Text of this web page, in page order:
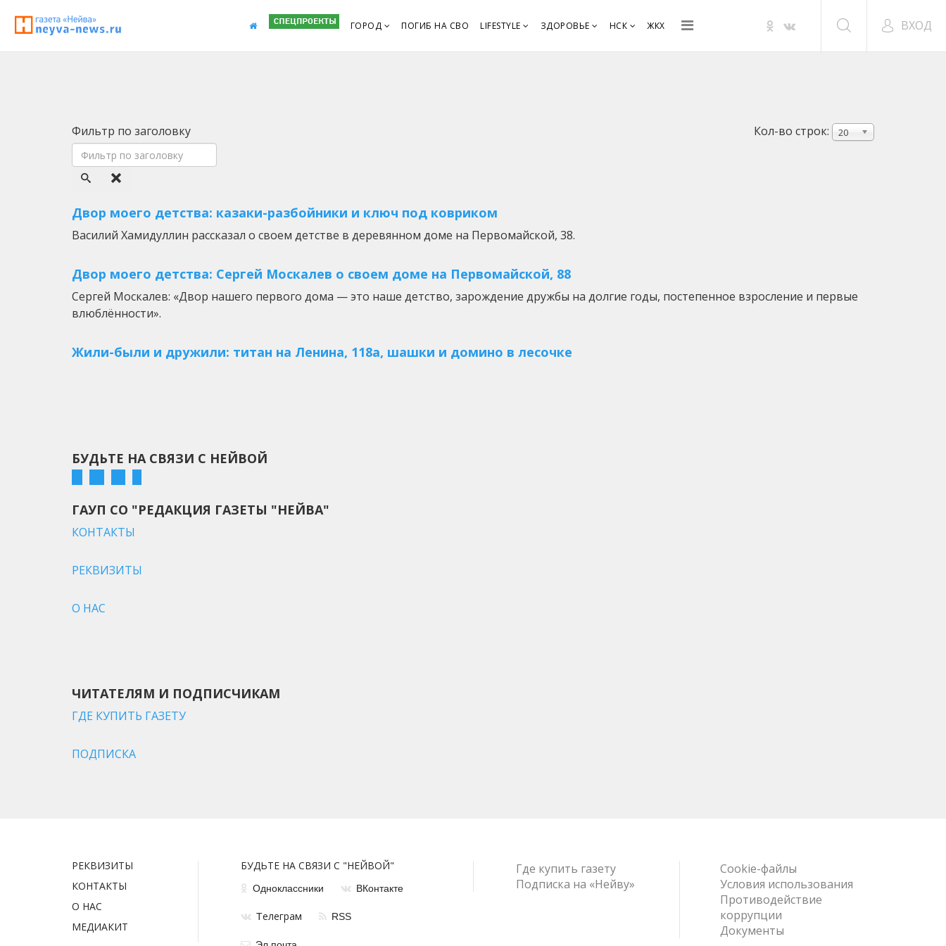
ГОРОД ПОГИБ НА СВО LIFESTYLE ЗДОРОВЬЕ НСК ЖКХ ВХОД
Фильтр по заголовку Кол-во строк: 20
Двор моего детства: казаки-разбойники и ключ под ковриком
Василий Хамидуллин рассказал о своем детстве в деревянном доме на Первомайской, 38.
Двор моего детства: Сергей Москалев о своем доме на Первомайской, 88
Сергей Москалев: «Двор нашего первого дома — это наше детство, зарождение дружбы на долгие годы, постепенное взросление и первые
влюблённости».
Жили-были и дружили: титан на Ленина, 118а, шашки и домино в лесочке
БУДЬТЕ НА СВЯЗИ С НЕЙВОЙ
ГАУП СО "РЕДАКЦИЯ ГАЗЕТЫ "НЕЙВА"
КОНТАКТЫ
РЕКВИЗИТЫ
О НАС
ЧИТАТЕЛЯМ И ПОДПИСЧИКАМ
ГДЕ КУПИТЬ ГАЗЕТУ
ПОДПИСКА
РЕКВИЗИТЫ
КОНТАКТЫ
О НАС
МЕДИАКИТ
БУДЬТЕ НА СВЯЗИ С "НЕЙВОЙ"
Одноклассники ВКонтакте
Телеграм RSS
Где купить газету
Подписка на «Нейву»
Cookie-файлы
Условия использования
Противодействие
коррупции
Документы